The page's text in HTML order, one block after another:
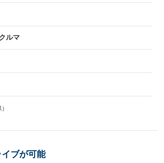
ルマ
ブが可能